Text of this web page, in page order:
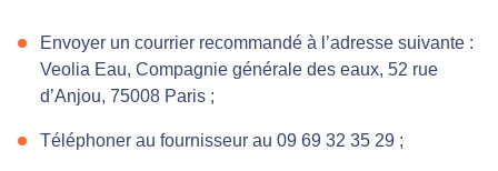
Envoyer un courrier recommandé à l’adresse suivante :
Veolia Eau, Compagnie générale des eaux, 52 rue
d’Anjou, 75008 Paris ;
Téléphoner au fournisseur au 09 69 32 35 29 ;